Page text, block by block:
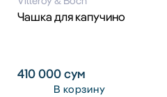
Чашка для капучино
410 000сум
В корзину